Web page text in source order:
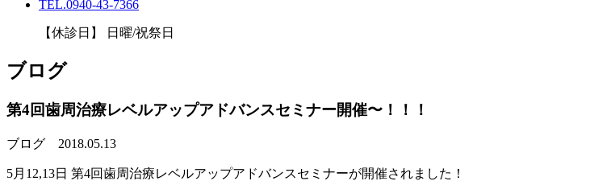
TEL.0940-43-7366
【休診日】 日曜/祝祭日
ブログ
第4回歯周治療レベルアップアドバンスセミナー開催〜！！！
ブログ 2018.05.13
5月12,13日 第4回歯周治療レベルアップアドバンスセミナーが開催されました！